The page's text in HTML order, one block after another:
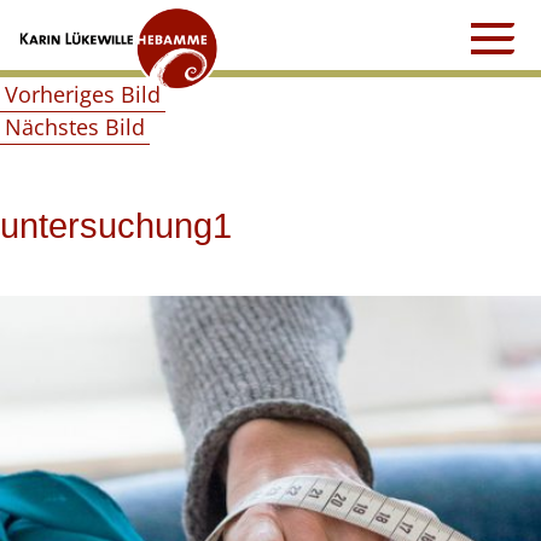
Inhalt
springen
Vorheriges Bild
Nächstes Bild
untersuchung1